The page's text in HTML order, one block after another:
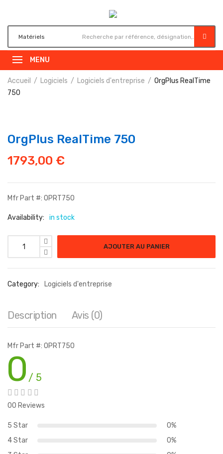
MENU
Accueil Logiciels Logiciels d'entreprise
OrgPlus RealTime
750
OrgPlus RealTime 750
1793,00 €
Mfr Part #: OPRT750
Availability: in stock
AJOUTER AU PANIER
Category: Logiciels d'entreprise
Description Avis (0)
Mfr Part #: OPRT750
0 / 5
00 Reviews
5 Star
0%
4 Star
0%